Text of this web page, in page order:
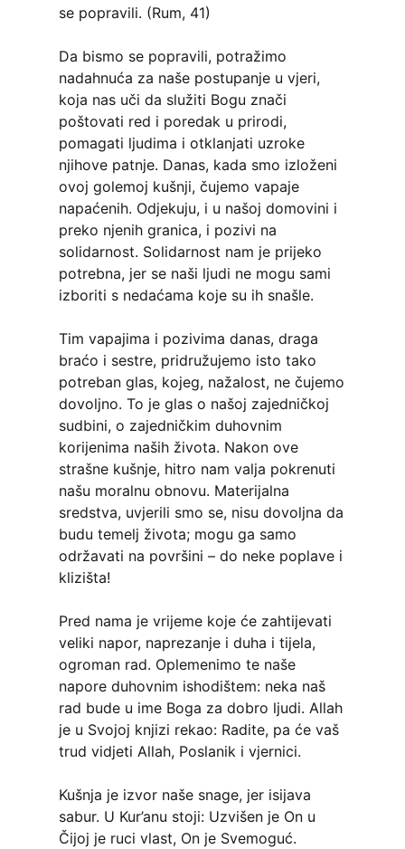
se popravili. (Rum, 41)
Da bismo se popravili, potražimo
nadahnuća za naše postupanje u vjeri,
koja nas uči da služiti Bogu znači
poštovati red i poredak u prirodi,
pomagati ljudima i otklanjati uzroke
njihove patnje. Danas, kada smo izloženi
ovoj golemoj kušnji, čujemo vapaje
napaćenih. Odjekuju, i u našoj domovini i
preko njenih granica, i pozivi na
solidarnost. Solidarnost nam je prijeko
potrebna, jer se naši ljudi ne mogu sami
izboriti s nedaćama koje su ih snašle.
Tim vapajima i pozivima danas, draga
braćo i sestre, pridružujemo isto tako
potreban glas, kojeg, nažalost, ne čujemo
dovoljno. To je glas o našoj zajedničkoj
sudbini, o zajedničkim duhovnim
korijenima naših života. Nakon ove
strašne kušnje, hitro nam valja pokrenuti
našu moralnu obnovu. Materijalna
sredstva, uvjerili smo se, nisu dovoljna da
budu temelj života; mogu ga samo
održavati na površini – do neke poplave i
klizišta!
Pred nama je vrijeme koje će zahtijevati
veliki napor, naprezanje i duha i tijela,
ogroman rad. Oplemenimo te naše
napore duhovnim ishodištem: neka naš
rad bude u ime Boga za dobro ljudi. Allah
je u Svojoj knjizi rekao: Radite, pa će vaš
trud vidjeti Allah, Poslanik i vjernici.
Kušnja je izvor naše snage, jer isijava
sabur. U Kur’anu stoji: Uzvišen je On u
Čijoj je ruci vlast, On je Svemoguć.